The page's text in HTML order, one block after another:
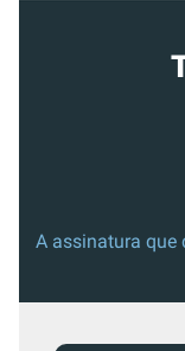
A assinatura que